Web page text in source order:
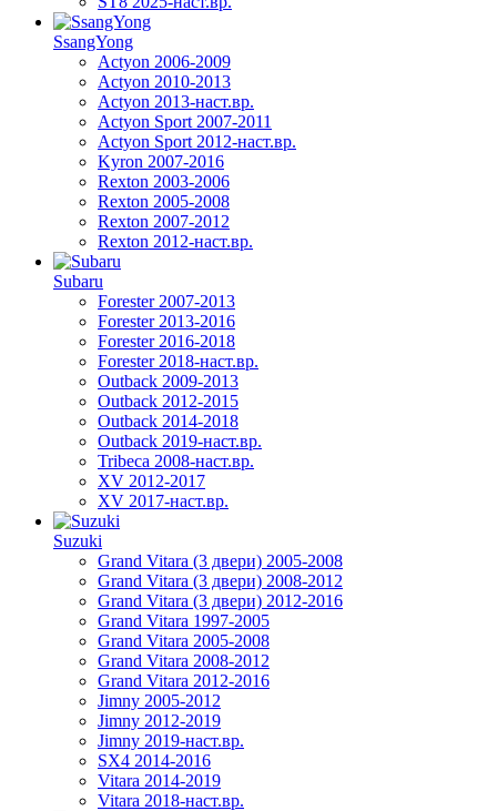
SsangYong
Actyon 2006-2009
Actyon 2010-2013
Actyon 2013-наст.вр.
Actyon Sport 2007-2011
Actyon Sport 2012-наст.вр.
Kyron 2007-2016
Rexton 2003-2006
Rexton 2005-2008
Rexton 2007-2012
Rexton 2012-наст.вр.
Subaru
Forester 2007-2013
Forester 2013-2016
Forester 2016-2018
Forester 2018-наст.вр.
Outback 2009-2013
Outback 2012-2015
Outback 2014-2018
Outback 2019-наст.вр.
Tribeca 2008-наст.вр.
XV 2012-2017
XV 2017-наст.вр.
Suzuki
Grand Vitara (3 двери) 2005-2008
Grand Vitara (3 двери) 2008-2012
Grand Vitara (3 двери) 2012-2016
Grand Vitara 1997-2005
Grand Vitara 2005-2008
Grand Vitara 2008-2012
Grand Vitara 2012-2016
Jimny 2005-2012
Jimny 2012-2019
Jimny 2019-наст.вр.
SX4 2014-2016
Vitara 2014-2019
Vitara 2018-наст.вр.